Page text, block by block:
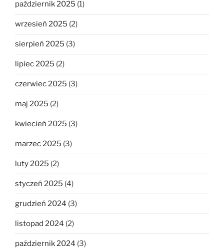
październik 2025 (1)
wrzesień 2025 (2)
sierpień 2025 (3)
lipiec 2025 (2)
czerwiec 2025 (3)
maj 2025 (2)
kwiecień 2025 (3)
marzec 2025 (3)
luty 2025 (2)
styczeń 2025 (4)
grudzień 2024 (3)
listopad 2024 (2)
październik 2024 (3)